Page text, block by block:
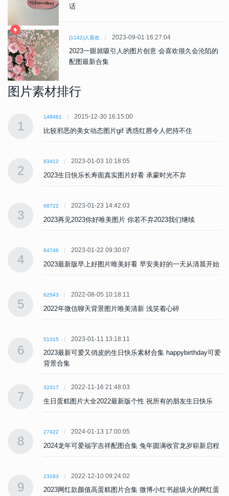
话
(1142)人喜欢 2023-09-01 16:27:04
2023一眼就吸引人的图片创意 会喜欢很久会沦陷的
配图最新合集
图片素材排行
1
148481 2015-12-30 16:15:00
比较邪恶的美女动态图片gif 诱惑红唇令人把持不住
2
83412 2023-01-03 10:18:05
2023生日快乐长寿面真实图片好看 承蒙时光不弃
3
68722 2023-01-23 14:42:03
2023再见2023你好唯美图片 你若不弃2023我们继续
4
64746 2023-01-22 09:30:07
2023最新版早上好图片唯美好看 早安美好的一天从清晨开始
5
62543 2022-08-05 10:18:11
2022年微信聊天背景图片唯美清新 浅笑着心碎
6
51015 2023-01-11 13:18:11
2023最新可爱又俏皮的生日快乐素材合集 happybirthday可爱
背景合集
7
32317 2022-11-16 21:48:03
生日蛋糕图片大全2022最新版个性 祝所有的朋友生日快乐
8
27422 2024-01-13 17:00:05
2024龙年可爱福字吉祥配图合集 兔年圆满收官龙岁崭新启程
9
23183 2022-12-10 09:24:02
2023网红款颜值高蛋糕图片合集 微博小红书超级火的网红蛋